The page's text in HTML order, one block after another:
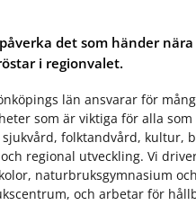
det som händer nära
i regionvalet.
län ansvarar för
som är viktiga för alla
folktandvård, kultur,
regional utveckling. Vi
naturbruksgymnasium och
och arbetar för